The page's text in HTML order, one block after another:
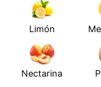
Limón
Nectarina